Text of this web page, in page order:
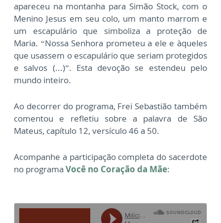
apareceu na montanha para Simão Stock, com o
Menino Jesus em seu colo, um manto marrom e
um escapulário que simboliza a proteção de
Maria. “Nossa Senhora prometeu a ele e àqueles
que usassem o escapulário que seriam protegidos
e salvos (...)”. Esta devoção se estendeu pelo
mundo inteiro.
Ao decorrer do programa, Frei Sebastião também
comentou e refletiu sobre a palavra de São
Mateus, capítulo 12, versículo 46 a 50.
Acompanhe a participação completa do sacerdote
no programa Você no Coração da Mãe: